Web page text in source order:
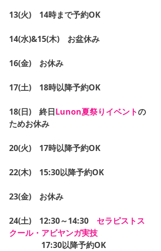
13(火)　14時まで予約OK
14(水)&15(木)　お盆休み
16(金)　お休み
17(土)　18時以降予約OK
18(日)　終日Lunon夏祭りイベントの
ためお休み
20(火)　17時以降予約OK
22(木)　15:30以降予約OK
23(金)　お休み
24(土)　12:30～14:30 セラピストス
クール・アビヤンガ実技
17:30以降予約OK